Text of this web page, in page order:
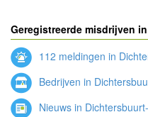
Geregistreerde misdrijven
112 meldingen in
Bedrijven in
Nieuws in